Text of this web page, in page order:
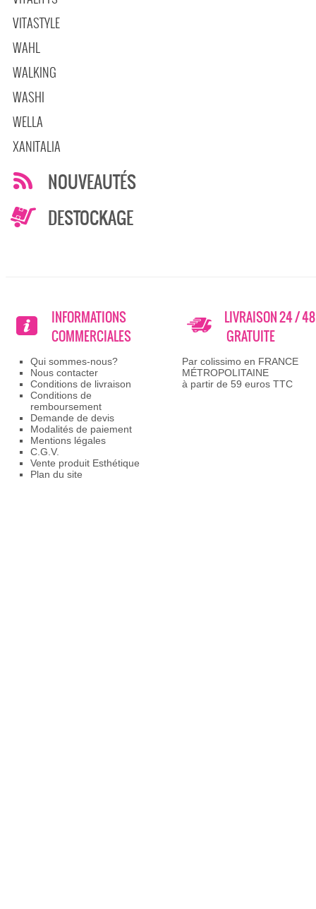
VITASTYLE
WAHL
WALKING
WASHI
WELLA
XANITALIA
NOUVEAUTÉS
DESTOCKAGE
INFORMATIONS
COMMERCIALES
Qui sommes-nous?
Nous contacter
Conditions de livraison
Conditions de
remboursement
Demande de devis
Modalités de paiement
Mentions légales
C.G.V.
Vente produit Esthétique
Plan du site
LIVRAISON 24 /
GRATUITE
Par colissimo en FRANCE
MÉTROPOLITAINE
à partir de 59 euros TTC